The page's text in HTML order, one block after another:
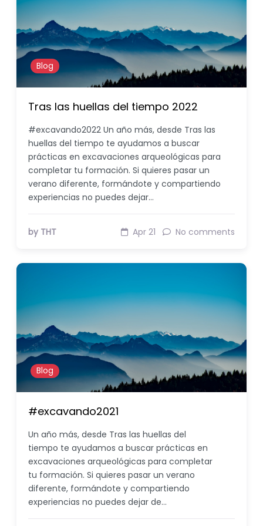
Blog
Tras las huellas del tiempo 2022
#excavando2022 Un año más, desde Tras las
huellas del tiempo te ayudamos a buscar
prácticas en excavaciones arqueológicas para
completar tu formación. Si quieres pasar un
verano diferente, formándote y compartiendo
experiencias no puedes dejar…
by THT Apr 21 No comments
Blog
#excavando2021
Un año más, desde Tras las huellas del
tiempo te ayudamos a buscar prácticas en
excavaciones arqueológicas para completar
tu formación. Si quieres pasar un verano
diferente, formándote y compartiendo
experiencias no puedes dejar de…